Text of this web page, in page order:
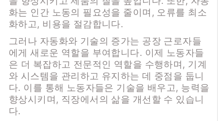
화는 인간 노동의 필요성을 줄이며, 오류를 최소
화하고, 비용을 절감합니다.
그러나 자동화와 기술의 증가는 공장 근로자들
에게 새로운 역할을 부여합니다. 이제 노동자들
은 더 복잡하고 전문적인 역할을 수행하며, 기계
와 시스템을 관리하고 유지하는 데 중점을 둡니
다. 이를 통해 노동자들은 기술을 배우고, 능력을
향상시키며, 직장에서의 삶을 개선할 수 있습니
다.